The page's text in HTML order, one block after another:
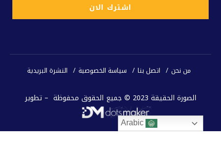
من نحن اتصل بنا سياسة الخصوصية النشرة البريدية
الصورة الحقيقة 2023 © جميع الحقوق محفوظة – تطوير